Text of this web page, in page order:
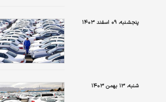
پنجشنبه، ۰۹ اسفند ۱۴۰۳
شنبه، ۱۳ بهمن ۱۴۰۳